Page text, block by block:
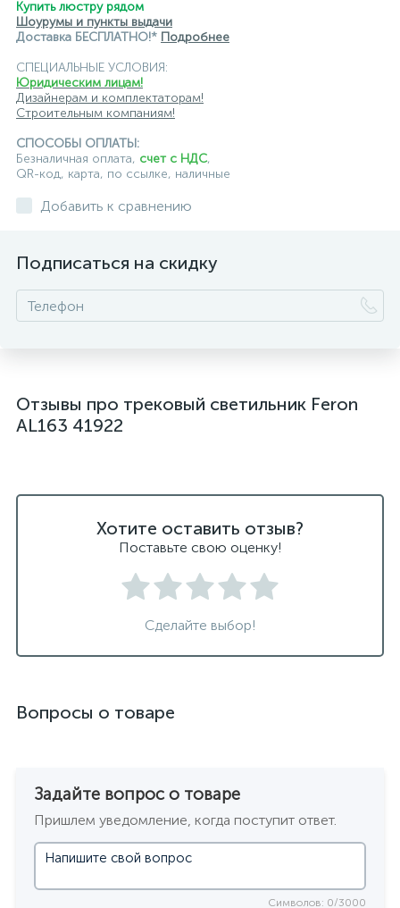
Купить люстру рядом
Шоурумы и пункты выдачи
Доставка БЕСПЛАТНО!* Подробнее
СПЕЦИАЛЬНЫЕ УСЛОВИЯ:
Юридическим лицам!
Дизайнерам и комплектаторам!
Строительным компаниям!
СПОСОБЫ ОПЛАТЫ:
Безналичная оплата, счет с НДС,
QR-код, карта, по ссылке, наличные
Добавить к сравнению
Подписаться на скидку
Отзывы про трековый светильник Feron
AL163 41922
Хотите оставить отзыв?
Поставьте свою оценку!
Сделайте выбор!
Вопросы о товаре
Задайте вопрос о товаре
Пришлем уведомление, когда поступит ответ.
Символов: 0/3000